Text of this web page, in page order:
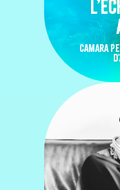
CAMARA